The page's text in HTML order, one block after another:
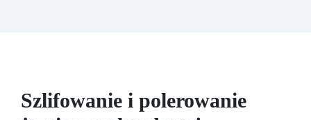
Szlifowanie i polerowanie